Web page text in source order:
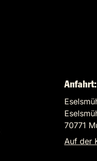
Anfahrt:
70771
Auf der